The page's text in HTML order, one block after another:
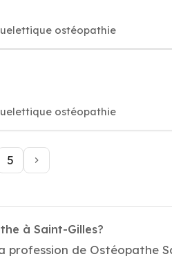
ostéopathie
ostéopathie
5
à Saint-Gilles?
profession de Ostéopathe